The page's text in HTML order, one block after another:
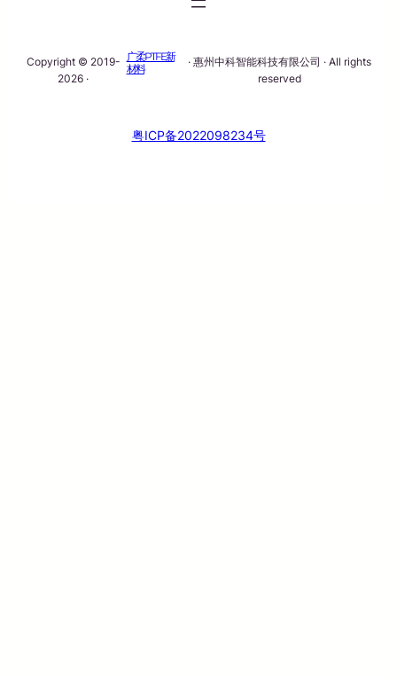
Copyright © 2019-
2026 ·
广柔PTFE新
材料
· 惠州中科智能科技有限公司 · All rights
reserved
粤ICP备2022098234号